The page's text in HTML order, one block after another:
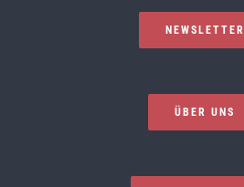
NEWSLETTER
ÜBER UNS